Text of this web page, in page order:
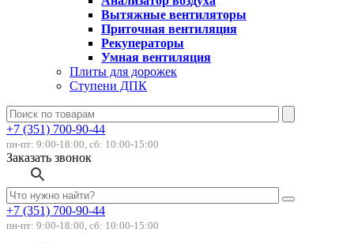
Вытяжные вентиляторы
Приточная вентиляция
Рекуператоры
Умная вентиляция
Плиты для дорожек
Ступени ДПК
+7 (351) 700-90-44
пн-пт: 9:00-18:00, сб: 10:00-15:00
Заказать звонок
+7 (351) 700-90-44
пн-пт: 9:00-18:00, сб: 10:00-15:00